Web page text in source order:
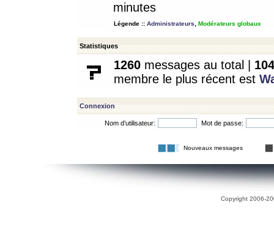
minutes
Légende :: Administrateurs Modérateurs globaux
Statistiques
1260 messages au total | 104
membre le plus récent est
Connexion
Nom d’utilisateur: Mot de passe:
Nouveaux messages
Copyright 2006-